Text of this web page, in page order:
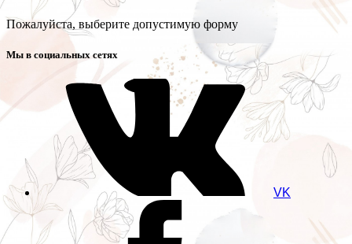
Пожалуйста, выберите допустимую форму
Мы в социальных сетях
VK